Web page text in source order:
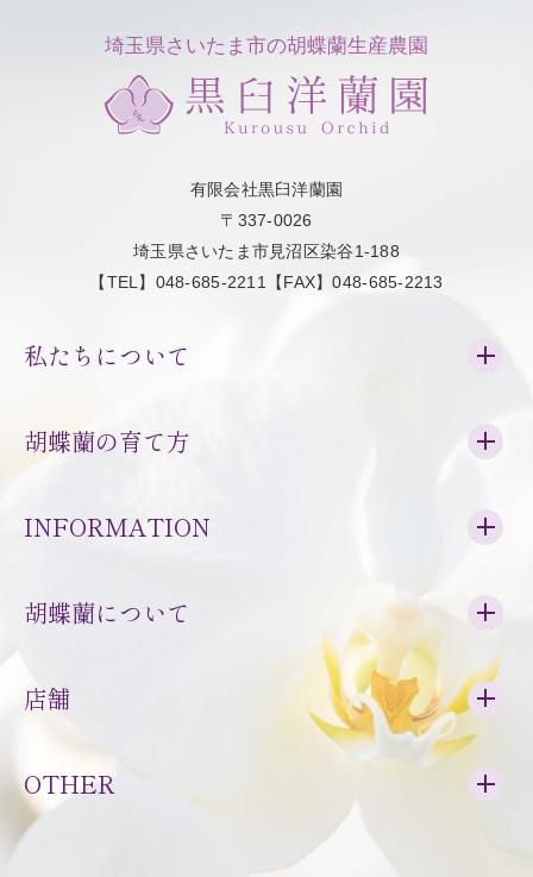
埼玉県さいたま市の胡蝶蘭生産農園
有限会社黒臼洋蘭園
〒337-0026
埼玉県さいたま市見沼区染谷1-188
【TEL】048-685-2211【FAX】048-685-2213
私たちについて
胡蝶蘭の育て方
INFORMATION
胡蝶蘭について
店舗
OTHER